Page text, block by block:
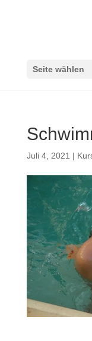
Seite wählen
Juli 4, 2021 |